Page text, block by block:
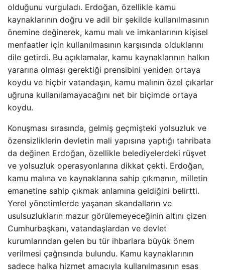
olduğunu vurguladı. Erdoğan, özellikle kamu
kaynaklarının doğru ve adil bir şekilde kullanılmasının
önemine değinerek, kamu malı ve imkanlarının kişisel
menfaatler için kullanılmasının karşısında olduklarını
dile getirdi. Bu açıklamalar, kamu kaynaklarının halkın
yararına olması gerektiği prensibini yeniden ortaya
koydu ve hiçbir vatandaşın, kamu malının özel çıkarlar
uğruna kullanılamayacağını net bir biçimde ortaya
koydu.
Konuşması sırasında, gelmiş geçmişteki yolsuzluk ve
özensizliklerin devletin mali yapısına yaptığı tahribata
da değinen Erdoğan, özellikle belediyelerdeki rüşvet
ve yolsuzluk operasyonlarına dikkat çekti. Erdoğan,
kamu malına ve kaynaklarına sahip çıkmanın, milletin
emanetine sahip çıkmak anlamına geldiğini belirtti.
Yerel yönetimlerde yaşanan skandalların ve
usulsuzlukların mazur görülemeyeceğinin altını çizen
Cumhurbaşkanı, vatandaşlardan ve devlet
kurumlarından gelen bu tür ihbarlara büyük önem
verilmesi çağrısında bulundu. Kamu kaynaklarının
sadece halka hizmet amacıyla kullanılmasının esas